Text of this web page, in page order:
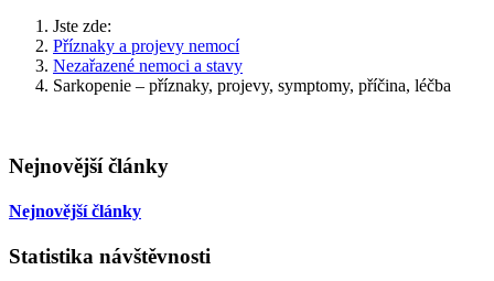
Jste zde:
Příznaky a projevy nemocí
Nezařazené nemoci a stavy
Sarkopenie – příznaky, projevy, symptomy, příčina, léčba
Nejnovější články
Nejnovější články
Statistika návštěvnosti